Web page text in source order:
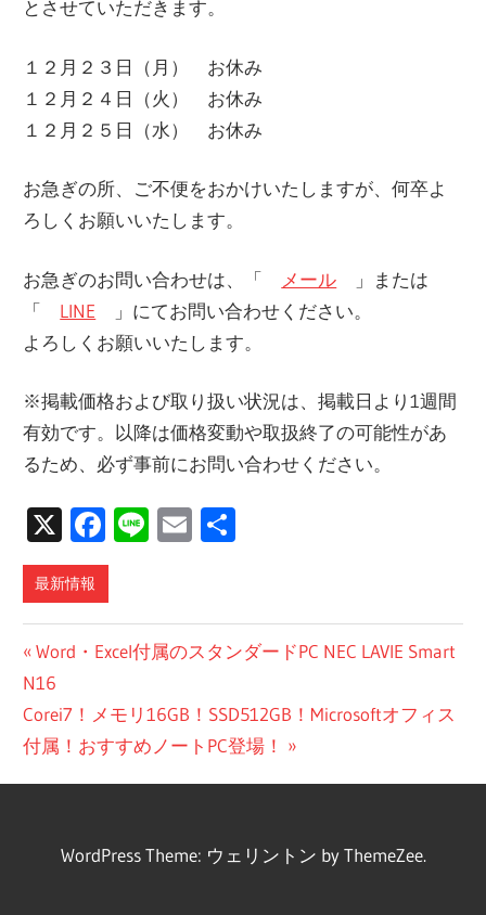
とさせていただきます。
１２月２３日（月） お休み
１２月２４日（火） お休み
１２月２５日（水） お休み
お急ぎの所、ご不便をおかけいたしますが、何卒よ
ろしくお願いいたします。
お急ぎのお問い合わせは、「 メール 」または
「 LINE 」にてお問い合わせください。
よろしくお願いいたします。
※掲載価格および取り扱い状況は、掲載日より1週間
有効です。以降は価格変動や取扱終了の可能性があ
るため、必ず事前にお問い合わせください。
X Facebook
LineEmail
最新情報
投
稿
ナ
ビ
前
の
投
稿:
Word・Excel付属のスタンダードPC NEC LAVIE Smart
N16
次
の
Corei7！メモリ16GB！SSD512GB！Microsoftオフィス
付属！おすすめノートPC登場！
WordPress Theme: ウェリントン by ThemeZee.